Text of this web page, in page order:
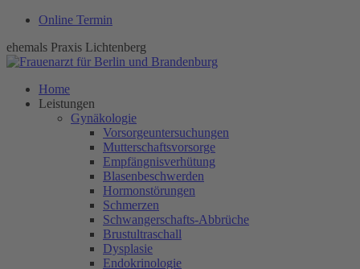
Online Termin
ehemals Praxis Lichtenberg
Home
Leistungen
Gynäkologie
Vorsorgeuntersuchungen
Mutterschaftsvorsorge
Empfängnisverhütung
Blasenbeschwerden
Hormonstörungen
Schmerzen
Schwangerschafts-Abbrüche
Brustultraschall
Dysplasie
Endokrinologie